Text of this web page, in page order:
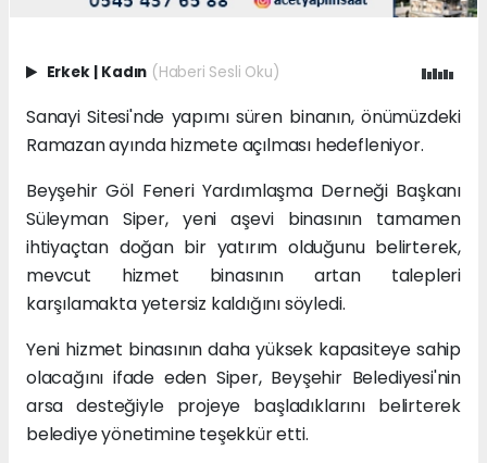
Erkek | Kadın (Haberi Sesli Oku)
Sanayi Sitesi'nde yapımı süren binanın, önümüzdeki
Ramazan ayında hizmete açılması hedefleniyor.
Beyşehir Göl Feneri Yardımlaşma Derneği Başkanı
Süleyman Siper, yeni aşevi binasının tamamen
ihtiyaçtan doğan bir yatırım olduğunu belirterek,
mevcut hizmet binasının artan talepleri
karşılamakta yetersiz kaldığını söyledi.
Yeni hizmet binasının daha yüksek kapasiteye sahip
olacağını ifade eden Siper, Beyşehir Belediyesi'nin
arsa desteğiyle projeye başladıklarını belirterek
belediye yönetimine teşekkür etti.